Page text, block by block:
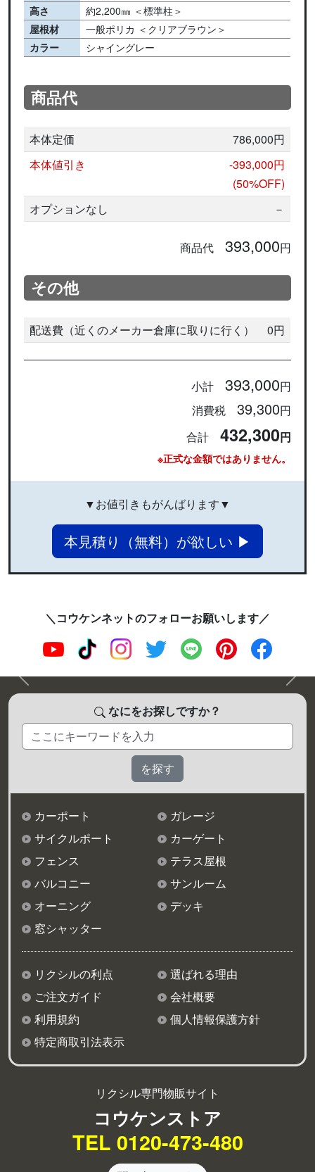
高さ
約2,200㎜ ＜標準柱＞
屋根材
一般ポリカ ＜クリアブラウン＞
カラー
シャイングレー
商品代
本体定価
786,000円
本体値引き
-393,000円
(50%OFF)
オプションなし
－
商品代 393,000円
その他
配送費（近くのメーカー倉庫に取りに行く） 0円
小計 393,000円
消費税 39,300円
合計 432,300円
※正式な金額ではありません。
▼お値引きもがんばります▼
本見積り（無料）が欲しい ▶
＼コウケンネットのフォローお願いします／
前へ
次へ
なにをお探しですか？
カーポート
ガレージ
サイクルポート
カーゲート
フェンス
テラス屋根
バルコニー
サンルーム
オーニング
デッキ
窓シャッター
リクシルの利点
選ばれる理由
ご注文ガイド
会社概要
利用規約
個人情報保護方針
特定商取引法表示
リクシル専門物販サイト
コウケンストア
TEL 0120-473-480